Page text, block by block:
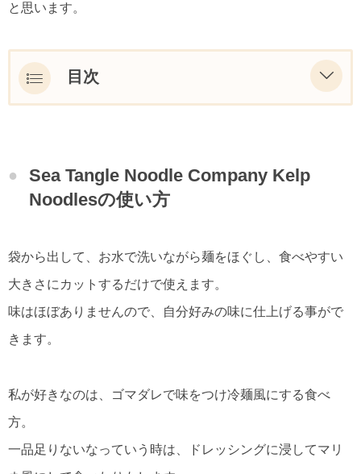
と思います。
目次
Sea Tangle Noodle Company Kelp Noodles
成分説明
Sea Tangle Noodle Company Kelp
Noodlesの使い方
袋から出して、お水で洗いながら麺をほぐし、食べやすい
大きさにカットするだけで使えます。
味はほぼありませんので、自分好みの味に仕上げる事がで
きます。
私が好きなのは、ゴマダレで味をつけ冷麺風にする食べ
方。
一品足りないなっていう時は、ドレッシングに浸してマリ